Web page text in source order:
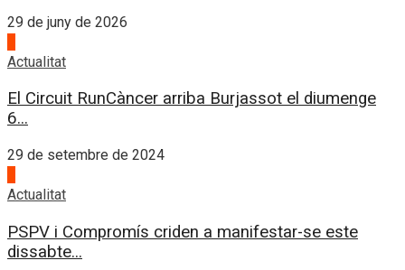
29 de juny de 2026
Actualitat
El Circuit RunCàncer arriba Burjassot el diumenge
6...
29 de setembre de 2024
Actualitat
PSPV i Compromís criden a manifestar-se este
dissabte...